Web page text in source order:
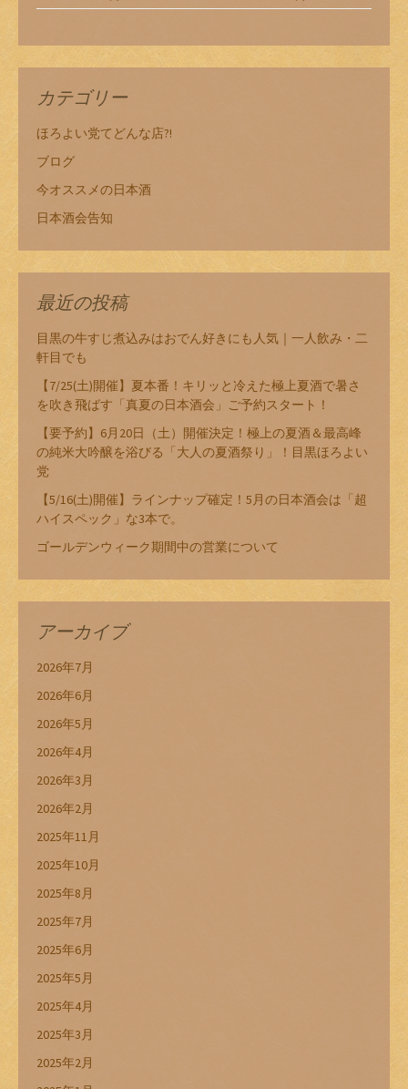
カテゴリー
ほろよい党てどんな店?!
ブログ
今オススメの日本酒
日本酒会告知
最近の投稿
目黒の牛すじ煮込みはおでん好きにも人気｜一人飲み・二
軒目でも
【7/25(土)開催】夏本番！キリッと冷えた極上夏酒で暑さ
を吹き飛ばす「真夏の日本酒会」ご予約スタート！
【要予約】6月20日（土）開催決定！極上の夏酒＆最高峰
の純米大吟醸を浴びる「大人の夏酒祭り」！目黒ほろよい
党
【5/16(土)開催】ラインナップ確定！5月の日本酒会は「超
ハイスペック」な3本で。
ゴールデンウィーク期間中の営業について
アーカイブ
2026年7月
2026年6月
2026年5月
2026年4月
2026年3月
2026年2月
2025年11月
2025年10月
2025年8月
2025年7月
2025年6月
2025年5月
2025年4月
2025年3月
2025年2月